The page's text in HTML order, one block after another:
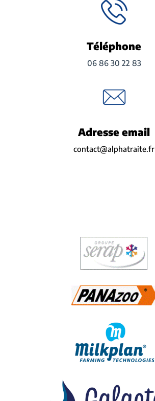
Téléphone
06 86 30 22 83
Adresse email
contact@alphatraite.fr